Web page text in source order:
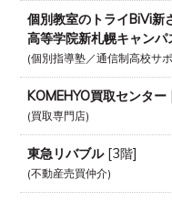
個別教室のトライBiVi新
高等学院新札幌キャンパ
個別指導塾／通信制高校サ
KOMEHYO買取センター
買取専門店
東急リバブル [3階]
不動産売買仲介